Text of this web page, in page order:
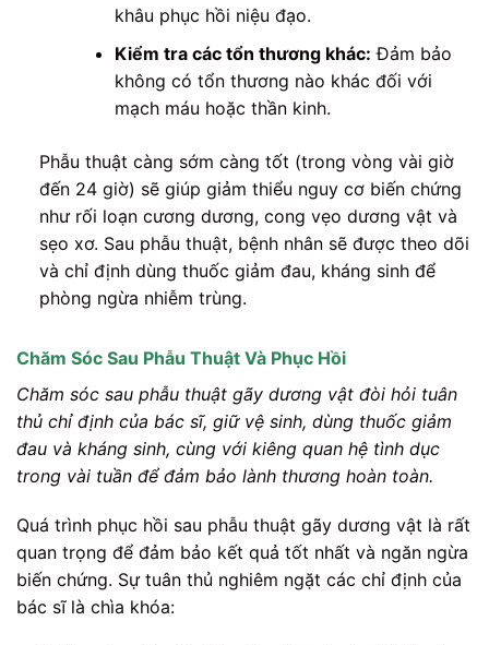
khâu phục hồi niệu đạo.
Kiểm tra các tổn thương khác: Đảm bảo
không có tổn thương nào khác đối với
mạch máu hoặc thần kinh.
Phẫu thuật càng sớm càng tốt (trong vòng vài giờ
đến 24 giờ) sẽ giúp giảm thiểu nguy cơ biến chứng
như rối loạn cương dương, cong vẹo dương vật và
sẹo xơ. Sau phẫu thuật, bệnh nhân sẽ được theo dõi
và chỉ định dùng thuốc giảm đau, kháng sinh để
phòng ngừa nhiễm trùng.
Chăm Sóc Sau Phẫu Thuật Và Phục Hồi
Chăm sóc sau phẫu thuật gãy dương vật đòi hỏi tuân
thủ chỉ định của bác sĩ, giữ vệ sinh, dùng thuốc giảm
đau và kháng sinh, cùng với kiêng quan hệ tình dục
trong vài tuần để đảm bảo lành thương hoàn toàn.
Quá trình phục hồi sau phẫu thuật gãy dương vật là rất
quan trọng để đảm bảo kết quả tốt nhất và ngăn ngừa
biến chứng. Sự tuân thủ nghiêm ngặt các chỉ định của
bác sĩ là chìa khóa: